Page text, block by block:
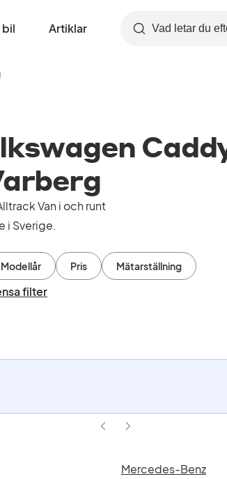
bil Artiklar Sök
Van i och runt
i Sverige.
Modellår Pris Mätarställning
filter
Mercedes-Benz